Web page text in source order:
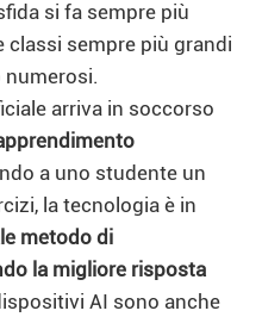
si fa sempre più
classi sempre più grandi
numerosi.
arriva in soccorso
a uno studente un
la tecnologia è in
metodo di
la migliore risposta
AI sono anche